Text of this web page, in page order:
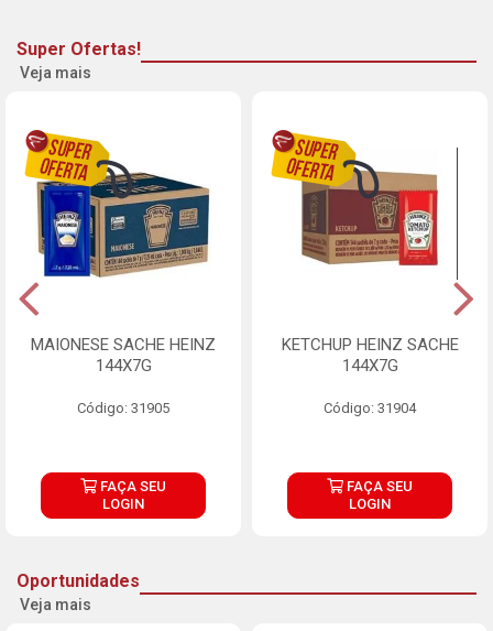
Super Ofertas!
Veja mais
MAIONESE SACHE HEINZ
144X7G
Código: 31905
FAÇA SEU
LOGIN
KETCHUP HEINZ SACHE
144X7G
Código: 31904
FAÇA SEU
LOGIN
Oportunidades
Veja mais